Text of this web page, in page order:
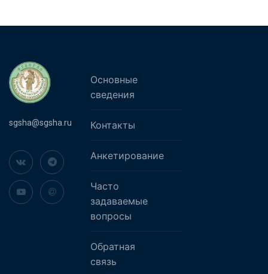
sgsha@sgsha.ru
Основные
сведения
Контакты
Анкетирование
Часто
задаваемые
вопросы
Обратная
связь